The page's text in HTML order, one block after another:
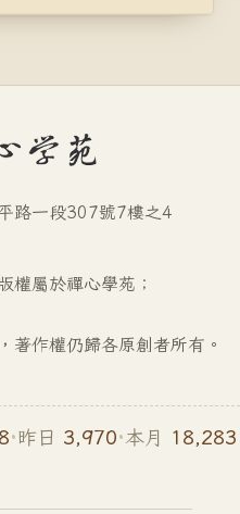
路一段307號7樓之4
權屬於禪心學苑；
著作權仍歸各原創者所有。
·昨日 3,970·本月 18,283